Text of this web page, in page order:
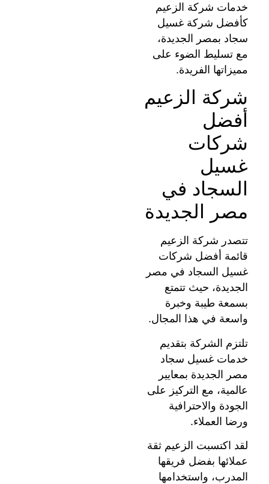
خدمات شركة الزعيم
كأفضل شركة غسيل
سجاد بمصر الجديدة،
مع تسليط الضوء على
مميزاتها الفريدة.
شركة الزعيم
أفضل
شركات
غسيل
السجاد في
مصر الجديدة
تتصدر شركة الزعيم
قائمة أفضل شركات
غسيل السجاد في مصر
الجديدة، حيث تتمتع
بسمعة طيبة وخبرة
واسعة في هذا المجال.
تلتزم الشركة بتقديم
خدمات غسيل سجاد
مصر الجديدة بمعايير
عالمية، مع التركيز على
الجودة والاحترافية
ورضا العملاء.
لقد اكتسبت الزعيم ثقة
عملائها بفضل فريقها
المدرب، واستخدامها